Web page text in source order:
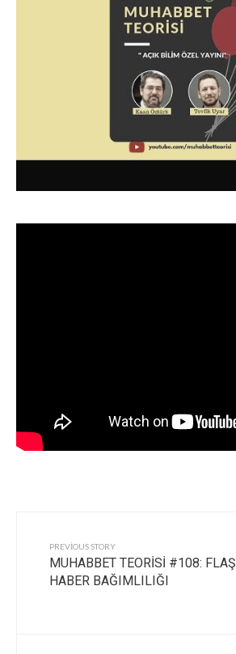
PREVIOUS STORY
MUHABBET TEORİSİ #108: FLAŞ
HABER BAĞIMLILIĞI